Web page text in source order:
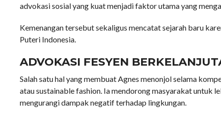
advokasi sosial yang kuat menjadi faktor utama yang
Kemenangan tersebut sekaligus mencatat sejarah baru
Puteri Indonesia.
ADVOKASI FESYEN
Salah satu hal yang membuat Agnes menonjol selama
atau sustainable fashion. Ia mendorong masyarakat untuk
mengurangi dampak negatif terhadap lingkungan.